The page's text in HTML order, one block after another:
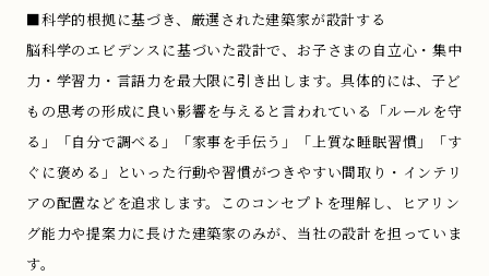
■科学的根拠に基づき、厳選された建築家が設計する
脳科学のエビデンスに基づいた設計で、お子さまの自立心・集中
力・学習力・言語力を最大限に引き出します。具体的には、子ど
もの思考の形成に良い影響を与えると言われている「ルールを守
る」「自分で調べる」「家事を手伝う」「上質な睡眠習慣」「す
ぐに褒める」といった行動や習慣がつきやすい間取り・インテリ
アの配置などを追求します。このコンセプトを理解し、ヒアリン
グ能力や提案力に長けた建築家のみが、当社の設計を担っていま
す。